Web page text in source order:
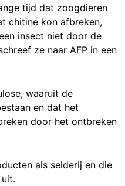
tijd dat zoogdieren
chitine kon afbreken,
insect niet door de
ze naar AFP in een
waaruit de
en dat het
door het ontbreken
als selderij en die